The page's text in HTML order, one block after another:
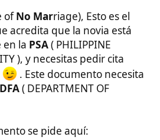
Este paso puede ser
hay unaopción Bque
notario filipino para hacer
(Declaración jurada de
puede apostillar, y luego
que ella consiga un